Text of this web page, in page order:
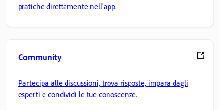
pratiche direttamente nell'app.
Community
Partecipa alle discussioni, trova risposte, impara dagli
esperti e condividi le tue conoscenze.